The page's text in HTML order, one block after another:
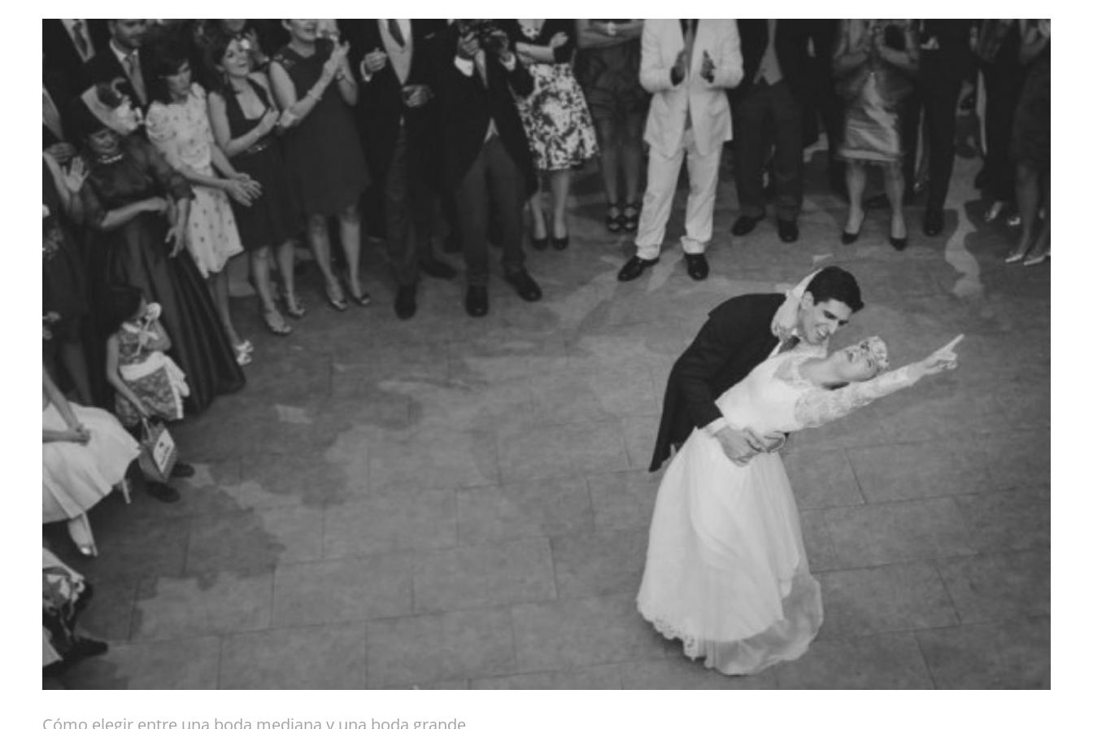
Cómo elegir entre una boda mediana y una boda grande